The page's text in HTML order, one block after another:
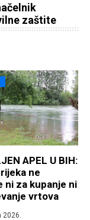
zaštite
APEL U BIH:
ne
ni za kupanje ni
vrtova
2026.